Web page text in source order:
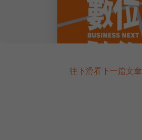
往下滑看下一篇文章